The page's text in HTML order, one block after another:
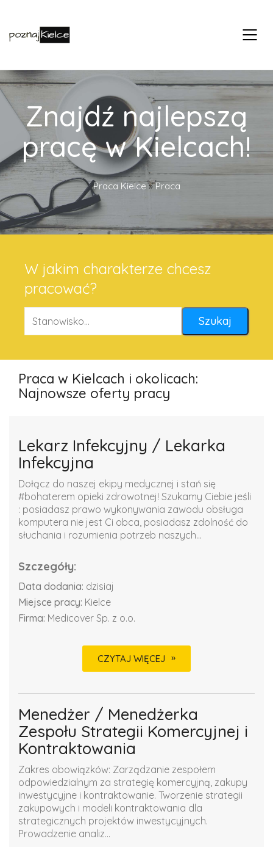
Znajdź najlepszą
pracę w Kielcach!
Praca Kielce»Praca
W jakim charakterze chcesz
pracować?
Praca w Kielcach i okolicach:
Najnowsze oferty pracy
Lekarz Infekcyjny / Lekarka
Infekcyjna
Dołącz do naszej ekipy medycznej i stań się
#bohaterem opieki zdrowotnej! Szukamy Ciebie jeśli ​
: posiadasz prawo wykonywania zawodu obsługa
komputera nie jest Ci obca, posiadasz zdolność do
słuchania i rozumienia potrzeb naszych...
Szczegóły:
Data dodania: dzisiaj
Miejsce pracy: Kielce
Firma: Medicover Sp. z o.o.
CZYTAJ WIĘCEJ
Menedżer / Menedżerka
Zespołu Strategii Komercyjnej i
Kontraktowania
Zakres obowiązków: Zarządzanie zespołem
odpowiedzialnym za strategię komercyjną, zakupy
inwestycyjne i kontraktowanie. Tworzenie strategii
zakupowych i modeli kontraktowania dla
strategicznych projektów inwestycyjnych.
Prowadzenie analiz...